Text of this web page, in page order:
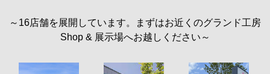
～16店舗を展開しています。まずはお近くのグランド工房
Shop & 展示場へお越しください～